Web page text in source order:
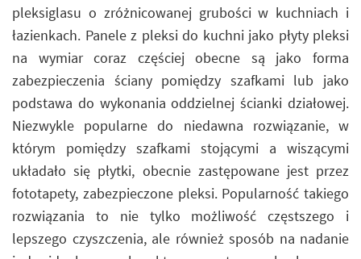
pleksiglasu o zróżnicowanej grubości w kuchniach i
łazienkach. Panele z pleksi do kuchni jako płyty pleksi
na wymiar coraz częściej obecne są jako forma
zabezpieczenia ściany pomiędzy szafkami lub jako
podstawa do wykonania oddzielnej ścianki działowej.
Niezwykle popularne do niedawna rozwiązanie, w
którym pomiędzy szafkami stojącymi a wiszącymi
układało się płytki, obecnie zastępowane jest przez
fototapety, zabezpieczone pleksi. Popularność takiego
rozwiązania to nie tylko możliwość częstszego i
lepszego czyszczenia, ale również sposób na nadanie